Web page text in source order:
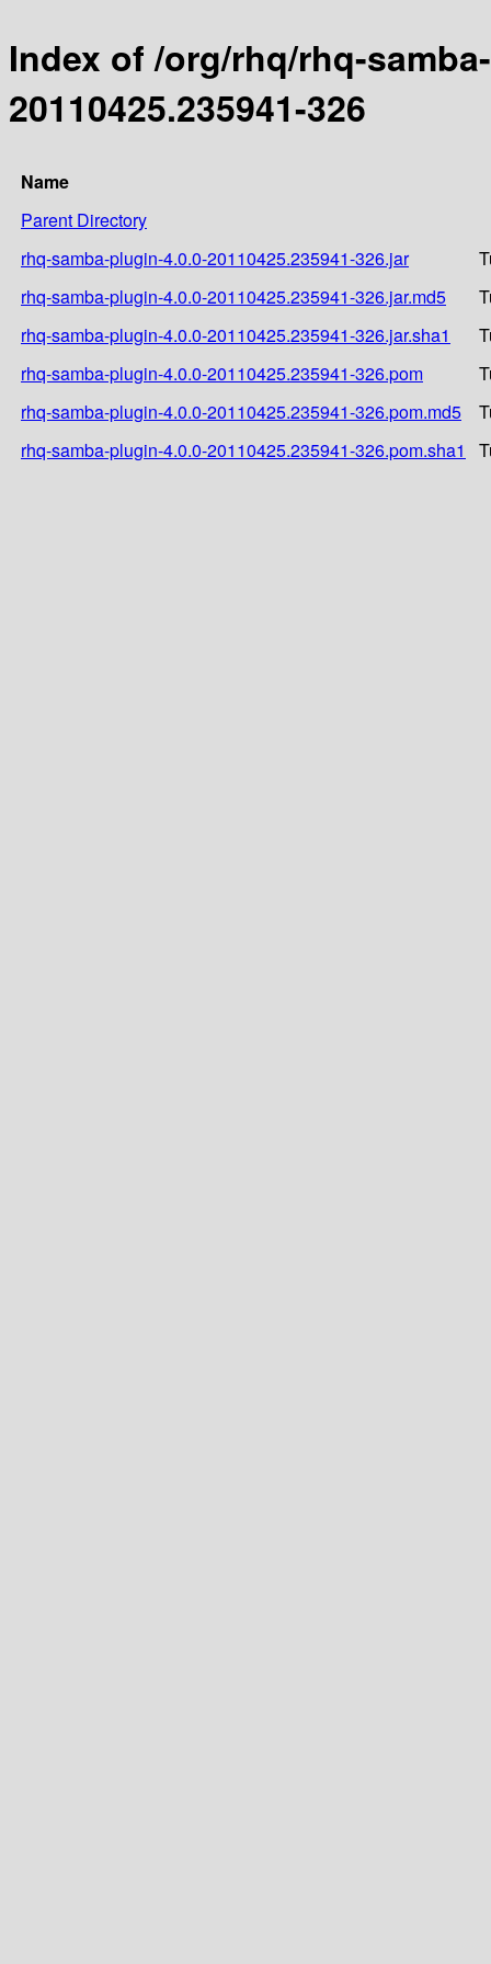
Index of /org/rhq/rhq-
20110425.235941-326
Name
Parent Directory
rhq-samba-plugin-4.0.0-20110425.235941-326.jar
rhq-samba-plugin-4.0.0-20110425.235941-326.jar.md5
rhq-samba-plugin-4.0.0-20110425.235941-326.jar.sha1
rhq-samba-plugin-4.0.0-20110425.235941-326.pom
rhq-samba-plugin-4.0.0-20110425.235941-326.pom.md5
rhq-samba-plugin-4.0.0-20110425.235941-326.pom.sha1